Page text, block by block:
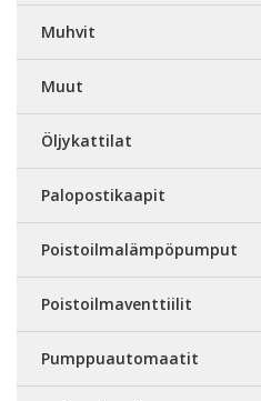
Muhvit
Muut
Öljykattilat
Palopostikaapit
Poistoilmalämpöpumput
Poistoilmaventtiilit
Pumppuautomaatit